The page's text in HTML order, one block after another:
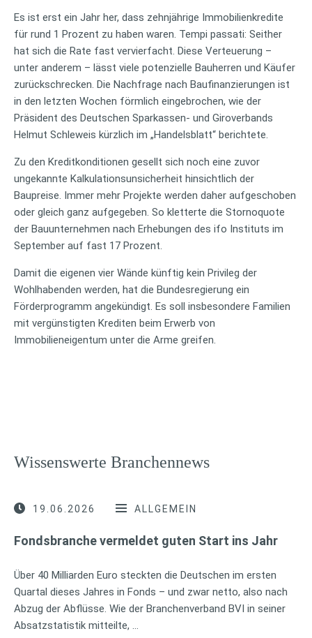
Es ist erst ein Jahr her, dass zehnjährige Immobilienkredite
für rund 1 Prozent zu haben waren. Tempi passati: Seither
hat sich die Rate fast vervierfacht. Diese Verteuerung –
unter anderem – lässt viele potenzielle Bauherren und Käufer
zurückschrecken. Die Nachfrage nach Baufinanzierungen ist
in den letzten Wochen förmlich eingebrochen, wie der
Präsident des Deutschen Sparkassen- und Giroverbands
Helmut Schleweis kürzlich im „Handelsblatt“ berichtete.
Zu den Kreditkonditionen gesellt sich noch eine zuvor
ungekannte Kalkulationsunsicherheit hinsichtlich der
Baupreise. Immer mehr Projekte werden daher aufgeschoben
oder gleich ganz aufgegeben. So kletterte die Stornoquote
der Bauunternehmen nach Erhebungen des ifo Instituts im
September auf fast 17 Prozent.
Damit die eigenen vier Wände künftig kein Privileg der
Wohlhabenden werden, hat die Bundesregierung ein
Förderprogramm angekündigt. Es soll insbesondere Familien
mit vergünstigten Krediten beim Erwerb von
Immobilieneigentum unter die Arme greifen.
Wissenswerte Branchennews
19.06.2026 ALLGEMEIN
Fondsbranche vermeldet guten Start ins Jahr
Über 40 Milliarden Euro steckten die Deutschen im ersten
Quartal dieses Jahres in Fonds – und zwar netto, also nach
Abzug der Abflüsse. Wie der Branchenverband BVI in seiner
Absatzstatistik mitteilte, …